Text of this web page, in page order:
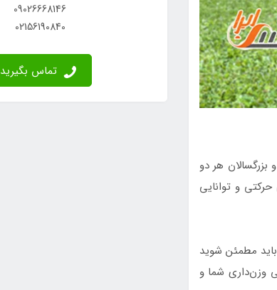
هر دو
و توانایی
مطمئن شوید
وزن‌داری شما و
09026668146
02156190840
تماس بگیرید